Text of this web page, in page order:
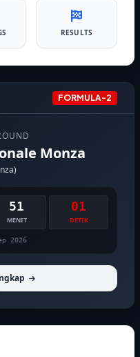
RESULTS
FORMULA-2
Monza
51
MENIT
00
DETIK
2026